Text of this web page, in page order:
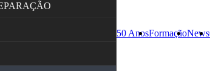
50 AnosFormaçãoNews